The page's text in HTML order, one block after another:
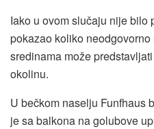
Iako u ovom slučaju nije
pokazao koliko
sredinama može
okolinu.
U bečkom naselju Funfhaus
je sa balkona na golubove